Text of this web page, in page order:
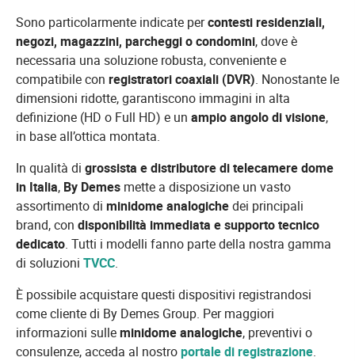
Sono particolarmente indicate percontesti residenziali,
negozi, magazzini, parcheggi o condomini, dove è
necessaria una soluzione robusta, conveniente e
compatibile con registratori coaxiali (DVR). Nonostante le
dimensioni ridotte, garantiscono immagini in alta
definizione (HD o Full HD) e un ampio angolo di visione,
in base all’ottica montata.
In qualità di grossista e distributore di telecamere dome
in Italia, By Demes mette a disposizione un vasto
assortimento di minidome analogichedei principali
brand, con disponibilità immediata e supporto tecnico
dedicato. Tutti i modelli fanno parte della nostra gamma
di soluzioni TVCC.
È possibile acquistare questi dispositivi registrandosi
come cliente di By Demes Group. Per maggiori
informazioni sulleminidome analogiche, preventivi o
consulenze, acceda al nostroportale di registrazione.